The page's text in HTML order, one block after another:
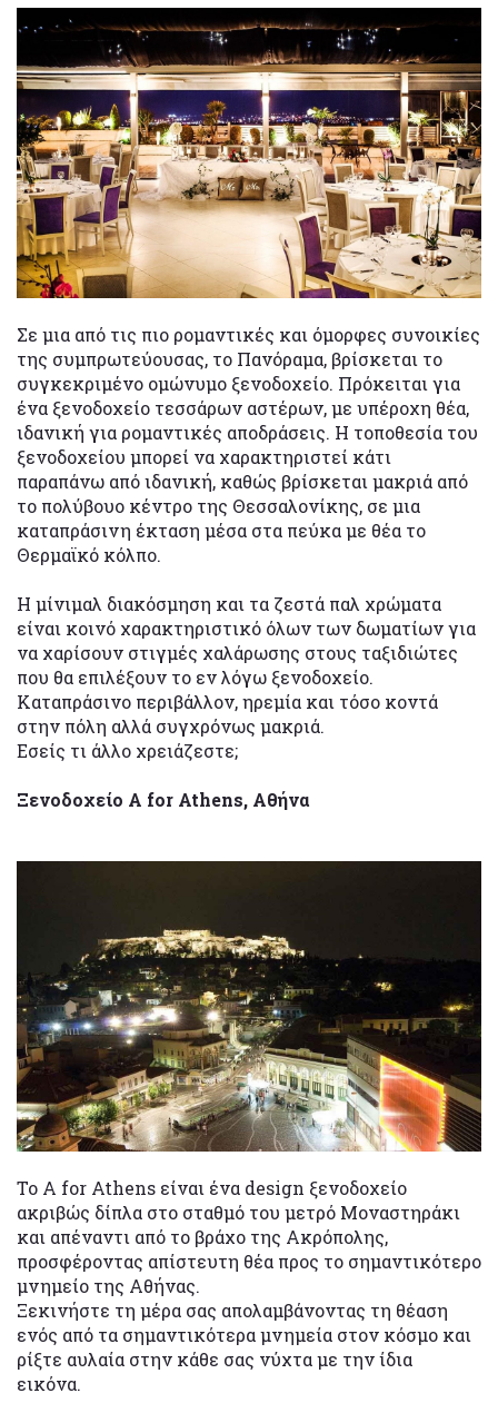
Σε μια από τις πιο ρομαντικές και όμορφες συνοικίες
της συμπρωτεύουσας, το Πανόραμα, βρίσκεται το
συγκεκριμένο ομώνυμο ξενοδοχείο. Πρόκειται για
ένα ξενοδοχείο τεσσάρων αστέρων, με υπέροχη θέα,
ιδανική για ρομαντικές αποδράσεις. Η τοποθεσία του
ξενοδοχείου μπορεί να χαρακτηριστεί κάτι
παραπάνω από ιδανική, καθώς βρίσκεται μακριά από
το πολύβουο κέντρο της Θεσσαλονίκης, σε μια
καταπράσινη έκταση μέσα στα πεύκα με θέα το
Θερμαϊκό κόλπο.
Η μίνιμαλ διακόσμηση και τα ζεστά παλ χρώματα
είναι κοινό χαρακτηριστικό όλων των δωματίων για
να χαρίσουν στιγμές χαλάρωσης στους ταξιδιώτες
που θα επιλέξουν το εν λόγω ξενοδοχείο.
Καταπράσινο περιβάλλον, ηρεμία και τόσο κοντά
στην πόλη αλλά συγχρόνως μακριά.
Εσείς τι άλλο χρειάζεστε;
Ξενοδοχείο A for Athens, Αθήνα
To A for Athens είναι ένα design ξενοδοχείο
ακριβώς δίπλα στο σταθμό του μετρό Μοναστηράκι
και απέναντι από το βράχο της Ακρόπολης,
προσφέροντας απίστευτη θέα προς το σημαντικότερο
μνημείο της Αθήνας.
Ξεκινήστε τη μέρα σας απολαμβάνοντας τη θέαση
ενός από τα σημαντικότερα μνημεία στον κόσμο και
ρίξτε αυλαία στην κάθε σας νύχτα με την ίδια
εικόνα.